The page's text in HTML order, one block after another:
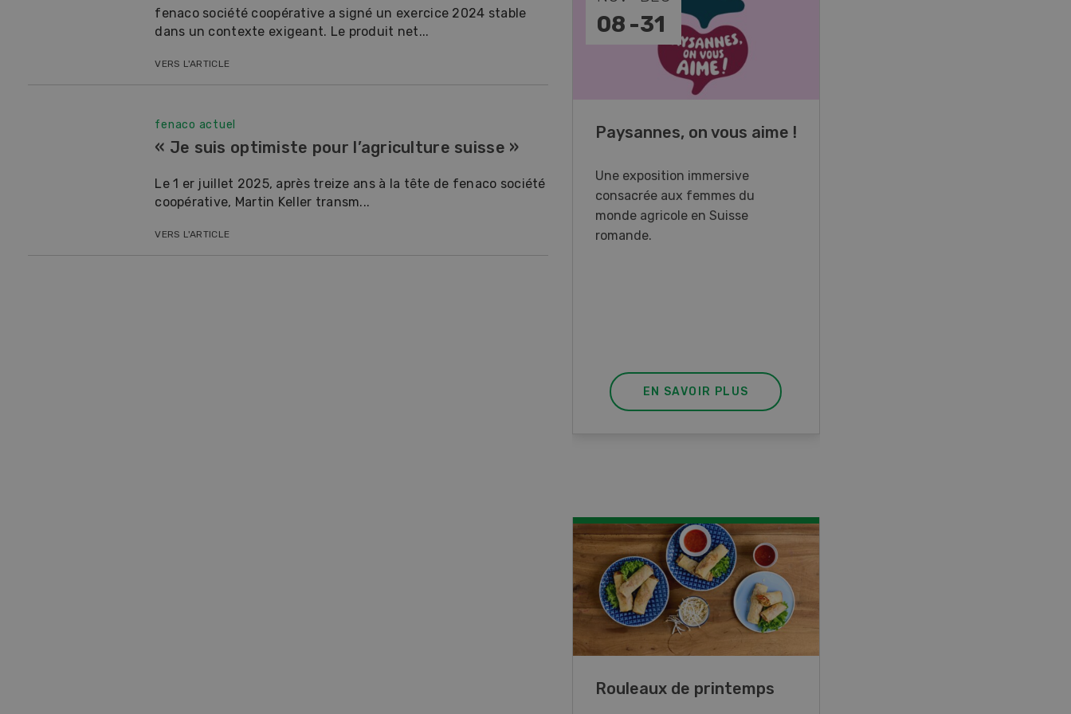
fenaco société coopérative a signé un exercice 2024 stable
dans un contexte exigeant. Le produit net...
VERS L'ARTICLE
fenaco actuel
« Je suis optimiste pour l’agriculture suisse »
Le 1 er juillet 2025, après treize ans à la tête de fenaco société
coopérative, Martin Keller transm...
VERS L'ARTICLE
10-11
Keller Forstmaschinen vous
invite aux DemoDays 2026 à
première suisse du nouveau
08 -31
Paysannes, on vous aime !
Une exposition immersive
consacrée aux femmes du
monde agricole en Suisse
romande.
EN SAVOIR PLUS
Rouleaux de printemps